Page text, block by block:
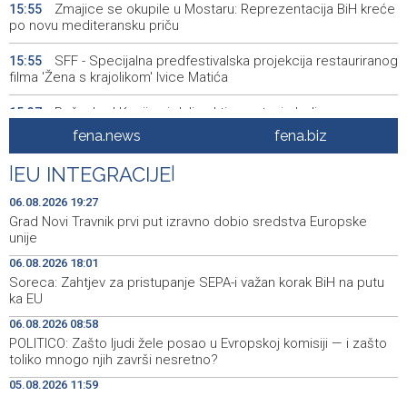
15:55
Zmajice se okupile u Mostaru: Reprezentacija BiH kreće
po novu mediteransku priču
15:55
SFF - Specijalna predfestivalska projekcija restauriranog
filma 'Žena s krajolikom' Ivice Matića
15:37
Požar kod Konjica i dalje aktivan, stanje bolje nego
15:27
Dokumentarac 'Bulevar Ivice Osima' osvojio nagradu na
City Festu u Niškoj Banji
15:09
Konjic ugostio 23 folklorna društva na 26.
Međunarodnom festivalu ‘Konjička sehara’
15:05
Vozači u HBŽ-u pozvani na oprez zbog divljih konja na
cestama
14:49
Bh. Muay Thai reprezentacija na Svjetskom prvenstvu u
najbrojnijem sastavu do sada (VIDEO)
Sutra sunčano, dnevna temperatura od 27 do 33, na
jugu do 39 stepeni
fena.news fena.biz
EU INTEGRACIJE
06.08.2026 19:27
Grad Novi Travnik prvi put izravno dobio sredstva Europske
unije
06.08.2026 18:01
Soreca: Zahtjev za pristupanje SEPA-i važan korak BiH na putu
ka EU
06.08.2026 08:58
POLITICO: Zašto ljudi žele posao u Evropskoj komisiji — i zašto
toliko mnogo njih završi nesretno?
05.08.2026 11:59